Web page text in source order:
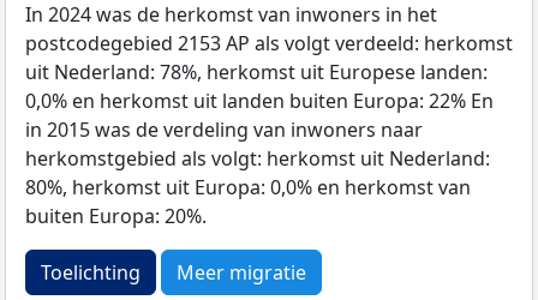
In 2024 was de herkomst van inwoners in het
postcodegebied 2153 AP als volgt verdeeld: herkomst
uit Nederland: 78%, herkomst uit Europese landen:
0,0% en herkomst uit landen buiten Europa: 22% En
in 2015 was de verdeling van inwoners naar
herkomstgebied als volgt: herkomst uit Nederland:
80%, herkomst uit Europa: 0,0% en herkomst van
buiten Europa: 20%.
Toelichting Meer migratie